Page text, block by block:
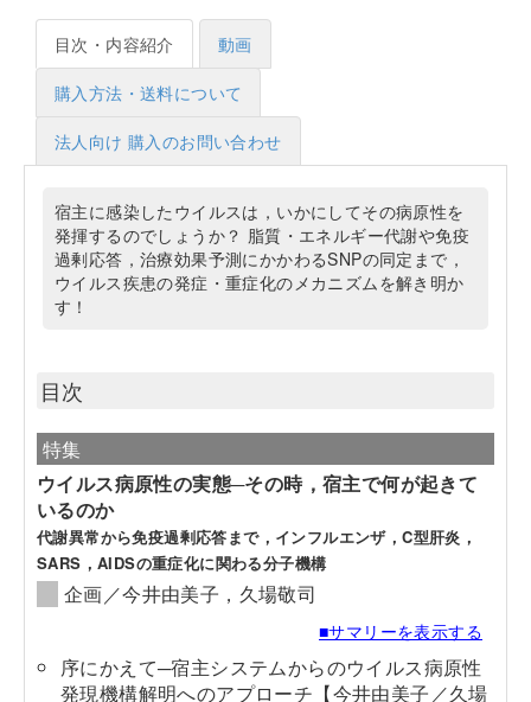
目次・内容紹介 動画
購入方法・送料について
法人向け 購入のお問い合わせ
宿主に感染したウイルスは，いかにしてその病原性を
発揮するのでしょうか？ 脂質・エネルギー代謝や免疫
過剰応答，治療効果予測にかかわるSNPの同定まで，
ウイルス疾患の発症・重症化のメカニズムを解き明か
す！
目次
特集
ウイルス病原性の実態─その時，宿主で何が起きて
いるのか
代謝異常から免疫過剰応答まで，インフルエンザ，C型肝炎，
SARS，AIDSの重症化に関わる分子機構
企画／今井由美子，久場敬司
■サマリーを表示する
序にかえて─宿主システムからのウイルス病原性
発現機構解明へのアプローチ【今井由美子／久場